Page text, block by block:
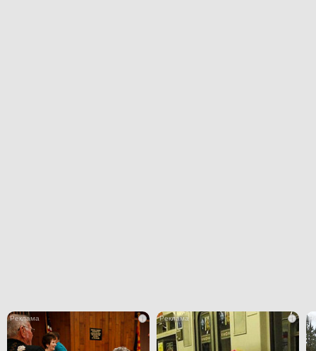
i i